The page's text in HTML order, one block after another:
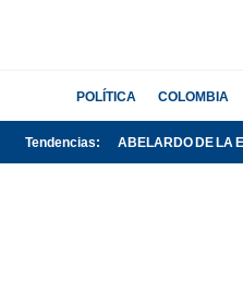
POLÍTICA COLOMBIA
Tendencias: ABELARDO DE LA